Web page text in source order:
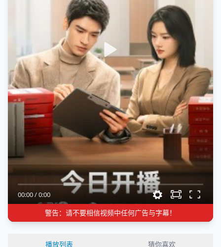
00:00/0:00
警告：请不要相信视频中任何广告与字幕！
播放列表 猜你喜欢